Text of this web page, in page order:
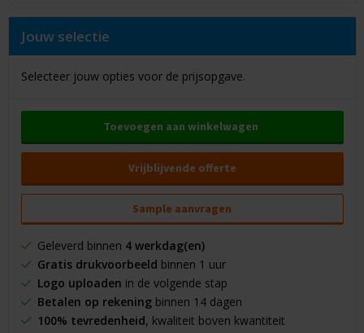
Jouw selectie
Selecteer jouw opties voor de prijsopgave.
Toevoegen aan winkelwagen
Vrijblijvende offerte
Sample aanvragen
Geleverd binnen 4 werkdag(en)
Gratis drukvoorbeeld binnen 1 uur
Logo uploaden in de volgende stap
Betalen op rekeningbinnen 14 dagen
100% tevredenheid, kwaliteit boven kwantiteit